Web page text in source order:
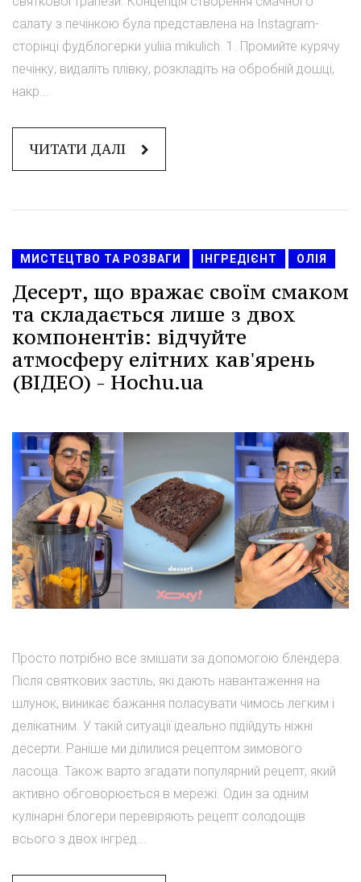
салату з печінкою була представлена на Instagram-
сторінці фудблогерки yuliia mikulich. 1. Промийте курячу
печінку, видаліть плівку, розкладіть на обробній дошці,
накр...
ЧИТАТИ ДАЛІ
МИСТЕЦТВО ТА РОЗВАГИ ІНГРЕДІЄНТ ОЛІЯ
Десерт, що вражає своїм смаком
та складається лише з двох
компонентів: відчуйте
атмосферу елітних кав'ярень
(ВІДЕО) - Hochu.ua
Просто потрібно все змішати за допомогою блендера.
Після святкових застіль, які дають навантаження на
шлунок, виникає бажання поласувати чимось легким і
делікатним. У такій ситуації ідеально підійдуть ніжні
десерти. Раніше ми ділилися рецептом зимового
ласоща. Також варто згадати популярний рецепт, який
активно обговорюється в мережі. Один за одним
кулінарні блогери перевіряють рецепт солодощів
всього з двох інгред...